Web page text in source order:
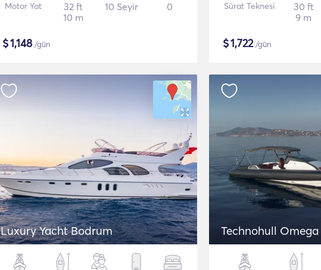
Motor Yat
32 ft
10 m
10 Seyir 0
$1,148/gün
Sürat Teknesi
30 ft
9 m
$1,722/gün
Luxury Yacht Bodrum Technohull Omega